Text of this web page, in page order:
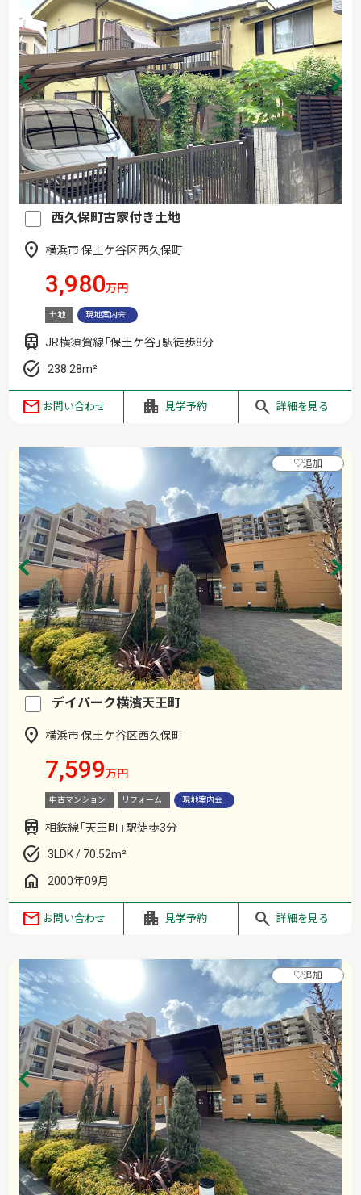
西久保町古家付き土地
横浜市 保土ケ谷区西久保町
3,980万円
土地 現地案内会
JR横須賀線「保土ケ谷」駅徒歩8分
238.28m²
お問い合わせ 見学予約 詳細を見る
デイパーク横濱天王町
横浜市 保土ケ谷区西久保町
7,599万円
中古マンション リフォーム 現地案内会
相鉄線「天王町」駅徒歩3分
3LDK / 70.52m²
2000年09月
♡追加
お問い合わせ 見学予約 詳細を見る
♡追加